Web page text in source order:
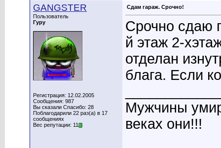
GANGSTER
Пользователь
Гуру
Регистрация: 12.02.2005
Сообщения: 987
Вы сказали Спасибо: 28
Поблагодарили 22 раз(а) в 17
сообщениях
Вес репутации: 11
Сдам гараж. Срочно!
Срочно сдаю
й этаж 2-
отделан
блага. Если
Мужчины
веках они!!!